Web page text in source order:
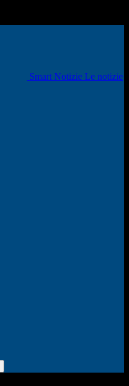
Smart Notizie Le notizie